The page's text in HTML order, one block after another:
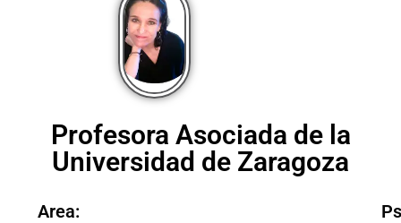
Profesora Asociada de la
Universidad de Zaragoza
Area: